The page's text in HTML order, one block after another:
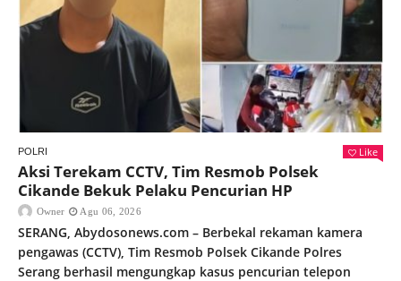
POLRI Like
Aksi Terekam CCTV, Tim Resmob Polsek
Cikande Bekuk Pelaku Pencurian HP
Owner Agu 06, 2026
SERANG, Abydosonews.com – Berbekal rekaman kamera
pengawas (CCTV), Tim Resmob Polsek Cikande Polres
Serang berhasil mengungkap kasus pencurian telepon